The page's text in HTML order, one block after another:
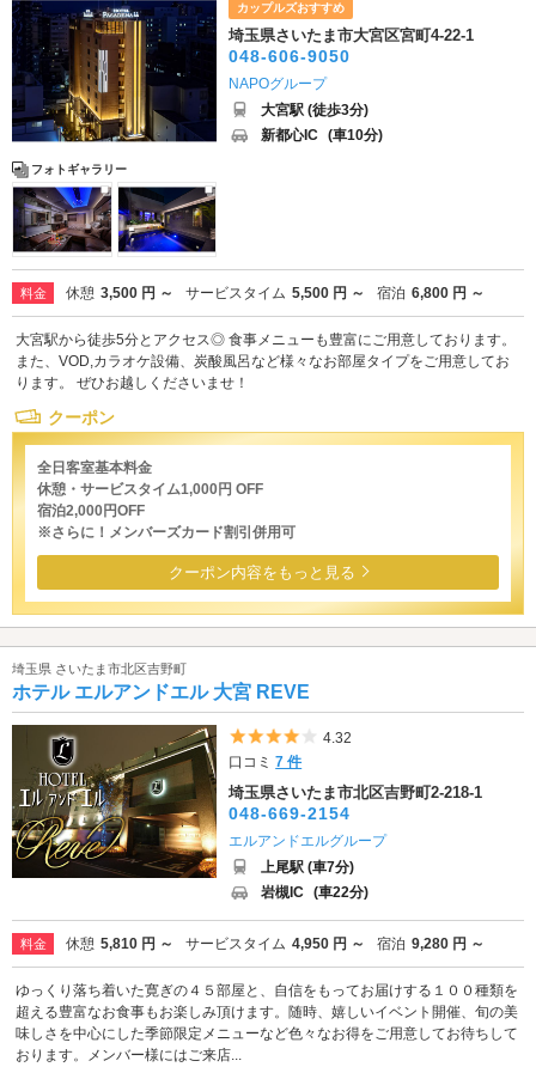
フォトギャラリー
カップルズおすすめ
埼玉県さいたま市大宮区宮町4-22-1
048-606-9050
NAPOグループ
大宮駅 (徒歩3分)
新都心IC (車10分)
料金 休憩 3,500 円 ～ サービスタイム 5,500 円 ～ 宿泊 6,800 円 ～
大宮駅から徒歩5分とアクセス◎ 食事メニューも豊富にご用意しております。
また、VOD,カラオケ設備、炭酸風呂など様々なお部屋タイプをご用意してお
ります。 ぜひお越しくださいませ！
クーポン
全日客室基本料金
休憩・サービスタイム1,000円 OFF
宿泊2,000円OFF
※さらに！メンバーズカード割引併用可
クーポン内容をもっと見る
埼玉県 さいたま市北区吉野町
ホテル エルアンドエル 大宮 REVE
5つ星のうち4
4.32
口コミ7 件
埼玉県さいたま市北区吉野町2-218-1
048-669-2154
エルアンドエルグループ
上尾駅 (車7分)
岩槻IC (車22分)
料金 休憩 5,810 円 ～ サービスタイム 4,950 円 ～ 宿泊 9,280 円 ～
ゆっくり落ち着いた寛ぎの４５部屋と、自信をもってお届けする１００種類を
超える豊富なお食事もお楽しみ頂けます。随時、嬉しいイベント開催、旬の美
味しさを中心にした季節限定メニューなど色々なお得をご用意してお待ちして
おります。メンバー様にはご来店...